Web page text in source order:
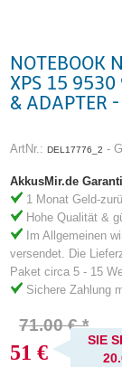
NOTEBOOK
XPS 15
& ADAPTER
ArtNr.:DEL17776_2 -
AkkusMir.de
1 Monat Geld-
Hohe Qualität &
Im Allgemeinen
versendet. Die
Paket circa 5 - 15
Sichere Zahlung
71.00 € *
51 €
SIE